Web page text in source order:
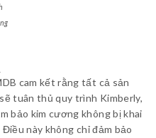
cam kết rằng tất cả sản
tuân thủ quy trình Kimberly,
bảo kim cương không bị khai
này không chỉ đảm bảo